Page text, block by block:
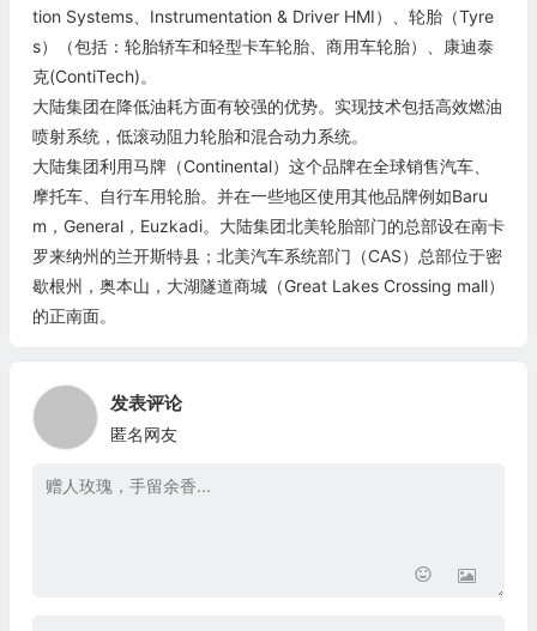
tion Systems、Instrumentation & Driver HMI）、轮胎（Tyre
s）（包括：轮胎轿车和轻型卡车轮胎、商用车轮胎）、康迪泰
克(ContiTech)。
大陆集团在降低油耗方面有较强的优势。实现技术包括高效燃油
喷射系统，低滚动阻力轮胎和混合动力系统​​。
大陆集团利用马牌（Continental）这个品牌在全球销售汽车、
摩托车、自行车用轮胎。并在一些地区使用其他品牌例如Baru
m，General，Euzkadi。大陆集团北美轮胎部门的总部设在南卡
罗来纳州的兰开斯特县；北美汽车系统部门（CAS）总部位于密
歇根州，奥本山，大湖隧道商城（Great Lakes Crossing mall）
的正南面。
发表评论
匿名网友